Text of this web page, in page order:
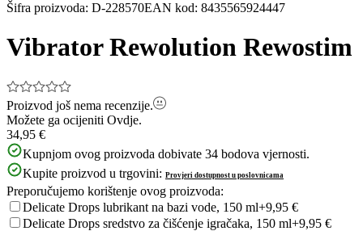
Šifra proizvoda: D-228570EAN kod: 8435565924447
Vibrator Rewolution Rewostim
Proizvod još nema recenzije.
Možete ga ocijeniti Ovdje.
34,95 €
Kupnjom ovog proizvoda dobivate 34 bodova vjernosti.
Kupite proizvod u trgovini: Provjeri dostupnost u poslovnicama
Preporučujemo korištenje ovog proizvoda:
Delicate Drops lubrikant na bazi vode, 150 ml+9,95 €
Delicate Drops sredstvo za čišćenje igračaka, 150 ml+9,95 €